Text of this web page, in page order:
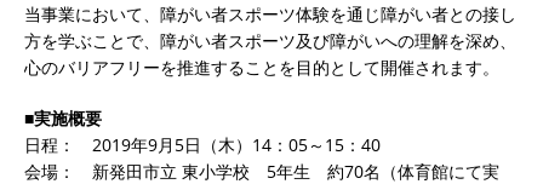
当事業において、障がい者スポーツ体験を通じ障がい者との接し
方を学ぶことで、障がい者スポーツ及び障がいへの理解を深め、
心のバリアフリーを推進することを目的として開催されます。
■実施概要
日程： 2019年9月5日（木）14：05～15：40
会場： 新発田市立 東小学校 5年生 約70名（体育館にて実